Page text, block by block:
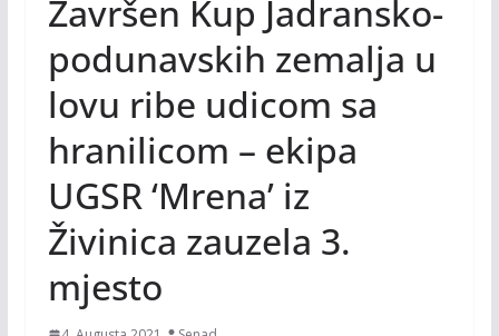
Završen Kup Jadransko-
podunavskih zemalja u
lovu ribe udicom sa
hranilicom – ekipa
UGSR ‘Mrena’ iz
Živinica zauzela 3.
mjesto